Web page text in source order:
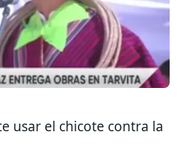
usar el chicote contra la